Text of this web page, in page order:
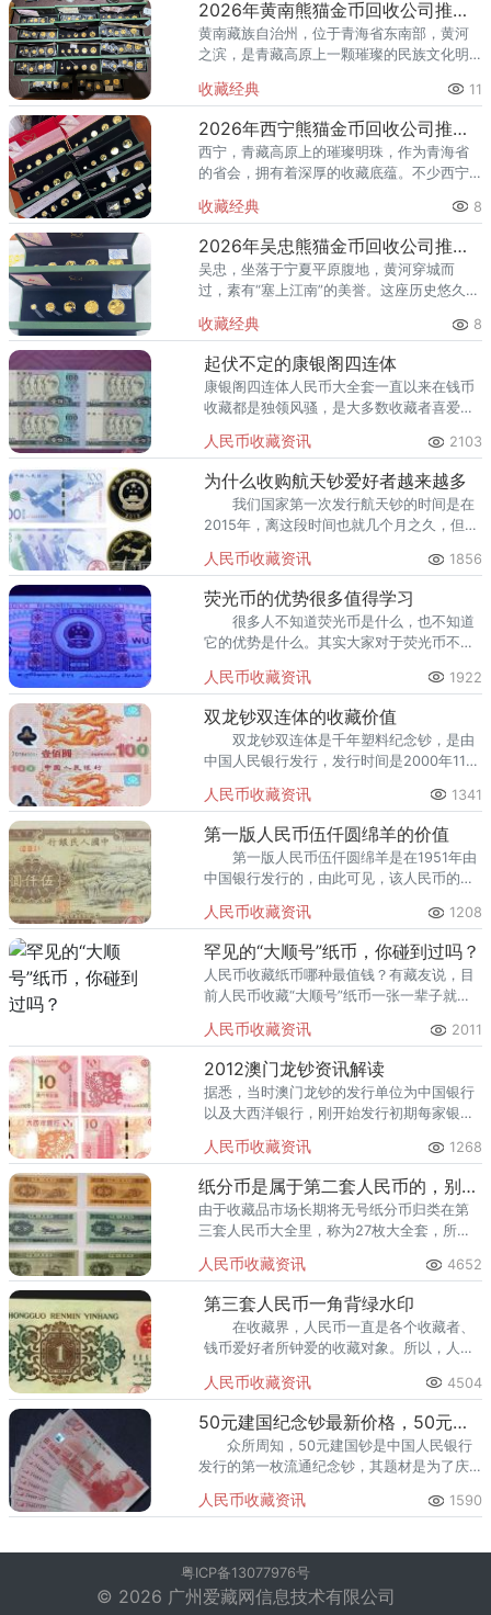
2026年黄南熊猫金币回收公司推荐：高原藏区藏友的变现指南
黄南藏族自治州，位于青海省东南部，黄河
之滨，是青藏高原上一颗璀璨的民族文化明
有着深厚的文化积淀和收藏传统。不少黄南
家庭中，都珍藏着不同年份的熊
收藏经典 11
2026年西宁熊猫金币回收公司推荐：不同类型金币该怎么出手？
西宁，青藏高原上的璀璨明珠，作为青海省
的省会，拥有着深厚的收藏底蕴。不少西宁
行购入，有的是亲友馈赠，还有的是从收藏
市场精心淘得。进入2026年
收藏经典 8
2026年吴忠熊猫金币回收公司推荐 吴忠本地正规渠道
吴忠，坐落于宁夏平原腹地，黄河穿城而
过，素有“塞上江南”的美誉。这座历史悠久、
藏文化。不少吴忠市民手中都持有不同年份
的熊猫金币，有的是早年从银
收藏经典 8
起伏不定的康银阁四连体
康银阁四连体人民币大全套一直以来在钱币
收藏都是独领风骚，是大多数收藏者喜爱的
的发展趋势却让说那个人难以捉摸。
人民币收藏资讯 2103
为什么收购航天钞爱好者越来越多
我们国家第一次发行航天钞的时间是在
2015年，离这段时间也就几个月之久，但
炒越高。
人民币收藏资讯 1856
荧光币的优势很多值得学习
很多人不知道荧光币是什么，也不知道
它的优势是什么。其实大家对于荧光币不了
欢研究人民币。此时，如果是荧光币就能够
快速分辨出来。
人民币收藏资讯 1922
双龙钞双连体的收藏价值
双龙钞双连体是千年塑料纪念钞，是由
中国人民银行发行，发行时间是2000年11月
龙，材质选的是专用材料的塑料，在世界上
很少有国家发行的。
人民币收藏资讯 1341
第一版人民币伍仟圆绵羊的价值
第一版人民币伍仟圆绵羊是在1951年由
中国银行发行的，由此可见，该人民币的发
得到提升了，这吸引着广大的收藏者进行该
人民币的投资了。
人民币收藏资讯 1208
罕见的“大顺号”纸币，你碰到过吗？
人民币收藏纸币哪种最值钱？有藏友说，目
前人民币收藏“大顺号”纸币一张一辈子就足
人民币收藏资讯 2011
2012澳门龙钞资讯解读
据悉，当时澳门龙钞的发行单位为中国银行
以及大西洋银行，刚开始发行初期每家银行
就引发了大众的追捧，所以后期又再次各自
增发了1000万张。
人民币收藏资讯 1268
纸分币是属于第二套人民币的，别再搞错哟！
由于收藏品市场长期将无号纸分币归类在第
三套人民币大全里，称为27枚大全套，所以
第三套人民币，其实它是属于第二套人民
币。
人民币收藏资讯 4652
第三套人民币一角背绿水印
在收藏界，人民币一直是各个收藏者、
钱币爱好者所钟爱的收藏对象。所以，人民
藏者的心。
人民币收藏资讯 4504
50元建国纪念钞最新价格，50元建国纪念钞的价格
众所周知，50元建国钞是中国人民银行
发行的第一枚流通纪念钞，其题材是为了庆
色调是红色，非常的显眼。
人民币收藏资讯 1590
粤ICP备13077976号
© 2026 广州爱藏网信息技术有限公司